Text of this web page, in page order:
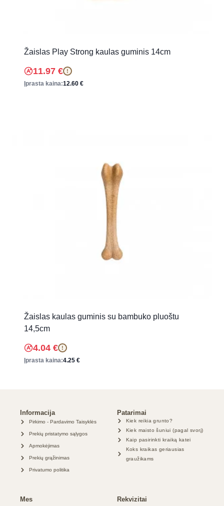
Žaislas Play Strong kaulas guminis 14cm
11.97 € !
Įprasta kaina:12.60 €
Žaislas kaulas guminis su bambuko pluoštu
14,5cm
4.04 € !
Įprasta kaina:4.25 €
Informacija
Pirkimo - Pardavimo Taisyklės
Prekių pristatymo sąlygos
Apmokėjimas
Prekių grąžinimas
Privatumo politika
Patarimai
Kiek reikia grunto?
Kiek maisto šuniui (pagal svorį)
Kaip pasirinkti kraiką katei
Koks kraikas geriausias
graužikams
Mes Rekvizitai